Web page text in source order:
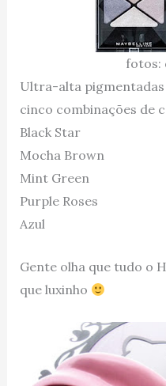
fotos:
Ultra-alta pigmentadas
cinco combinações de
Black Star
Mocha Brown
Mint Green
Purple Roses
Azul
Gente olha que tudo o
que luxinho